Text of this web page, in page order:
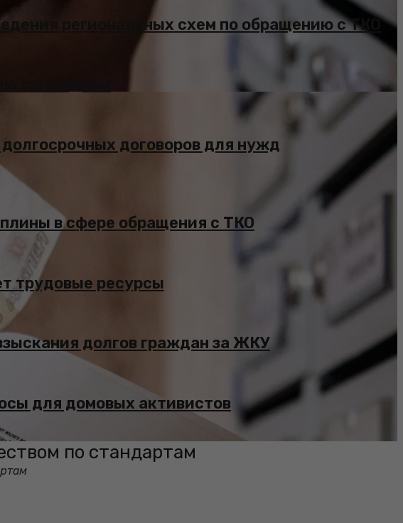
региональных схем по обращению с ТКО
с отходами
договоров для нужд
в сфере обращения с ТКО
трудовые ресурсы
долгов граждан за ЖКУ
для домовых активистов
по стандартам